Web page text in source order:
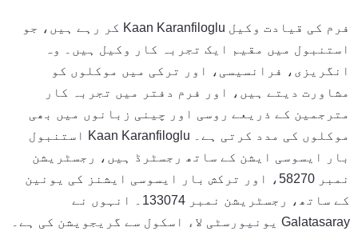
فرم کی قیادت وکیل Kaan Karanfiloglu کر رہے ہیں، جو
استنبول میں مقیم ایک تجربہ کار وکیل ہیں۔ وہ
انگریزی، فرانسیسی، اور ترکی میں موکلوں کو
مشاورت دیتے ہیں، اور فرم دفتر میں تجربہ کار
مترجمین کے ذریعے روسی اور چینی زبانوں میں بھی
موکلوں کی مدد کرتی ہے۔ Kaan Karanfiloglu استنبول
بار ایسوسی ایشن کے ساتھ رجسٹرڈ ہیں، رجسٹریشن
نمبر 58270، اور ترکش بار ایسوسی ایشنز کی یونین
کے ساتھ، رجسٹریشن نمبر 133074۔ انہوں نے
Galatasaray یونیورسٹی لاء اسکول سے گریجویشن کی ہے۔